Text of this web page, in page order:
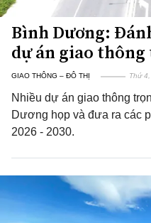
Bình Dương:
dự án giao
GIAO THÔNG – ĐÔ THỊ Thứ
Nhiều dự án giao thông
Dương họp và đưa ra các
2026 - 2030.